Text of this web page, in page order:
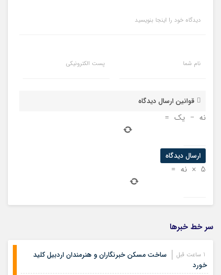
دیدگاه خود را اینجا بنویسید
نام شما پست الکترونیکی
قوانین ارسال دیدگاه
نه − یک =
5
× نه =
سر خط خبرها
ساخت مسکن خبرنگاران و هنرمندان اردبیل کلید
خورد